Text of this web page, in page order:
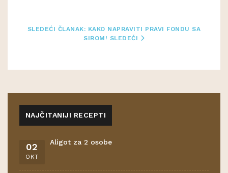
SLEDEĆI ČLANAK: KAKO NAPRAVITI PRAVI FONDU SA
SIROM! SLEDEĆI
NAJČITANIJI RECEPTI
02
OKT
Aligot za 2 osobe